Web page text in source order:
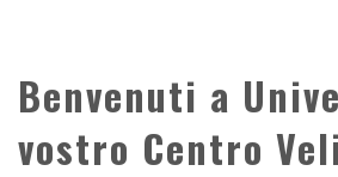
Benvenuti a
vostro Centro